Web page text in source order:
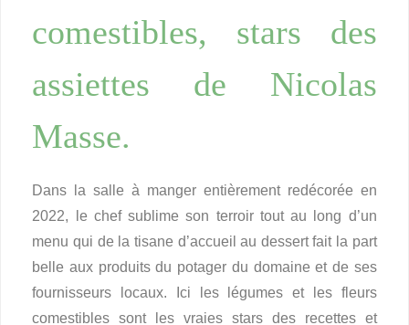
comestibles, stars des
assiettes de Nicolas
Masse.
Dans la salle à manger entièrement redécorée en
2022, le chef sublime son terroir tout au long d’un
menu qui de la tisane d’accueil au dessert fait la part
belle aux produits du potager du domaine et de ses
fournisseurs locaux. Ici les légumes et les fleurs
comestibles sont les vraies stars des recettes et